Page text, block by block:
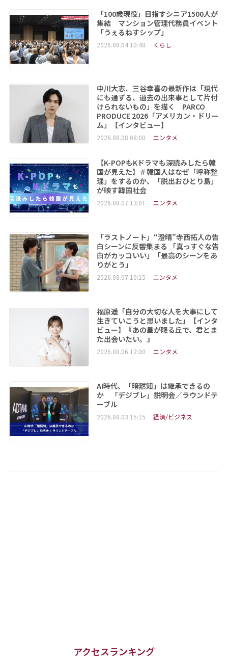
「100歳現役」目指すシニア1500人が
集結 マンション管理代務員イベント
「うぇるねすシップ」
2026.08.04 10:48 くらし
中川大志、三谷幸喜の最新作は「現代
にも通ずる、過去の出来事として片付
けられないもの」を描く PARCO
PRODUCE 2026「アメリカン・ドリー
ム」【インタビュー】
2026.08.08 08:00 エンタメ
【K-POPもKドラマも深読みしたら韓
国が見えた】＃韓国人はなぜ「呼称整
理」をするのか、「脱出おひとり島」
が映す韓国社会
2026.08.07 13:01 エンタメ
「ラストノート」“澄晴”寺西拓人の告
白シーンに反響集まる 「真っすぐな告
白がカッコいい」「最高のシーンをあ
りがとう」
2026.08.07 10:15 エンタメ
福原遥「自分の大切な人を大事にして
生きていこうと思いました」【インタ
ビュー】『あの星が降る丘で、君とま
た出会いたい。』
2026.08.06 12:00 エンタメ
AI時代、「暗黙知」は継承できるの
か 「デジブレ」説明会／ラウンドテ
ーブル
2026.08.03 15:15 経済/ビジネス
アクセスランキング